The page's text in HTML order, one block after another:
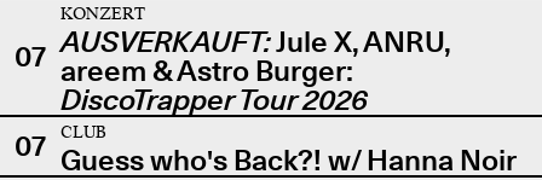
07
KONZERT
AUSVERKAUFT:Jule X, ANRU,
areem & Astro Burger:
DiscoTrapper Tour 2026
07
CLUB
Guess who's Back?! w/ Hanna Noir